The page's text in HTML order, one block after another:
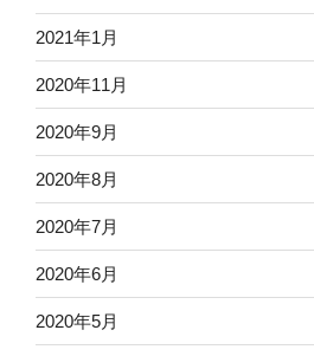
2021年1月
2020年11月
2020年9月
2020年8月
2020年7月
2020年6月
2020年5月